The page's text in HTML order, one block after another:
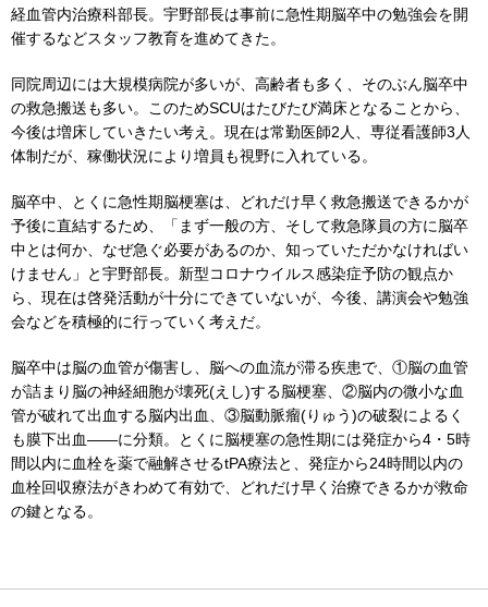
経血管内治療科部長。宇野部長は事前に急性期脳卒中の勉強会を開
催するなどスタッフ教育を進めてきた。
同院周辺には大規模病院が多いが、高齢者も多く、そのぶん脳卒中
の救急搬送も多い。このためSCUはたびたび満床となることから、
今後は増床していきたい考え。現在は常勤医師2人、専従看護師3人
体制だが、稼働状況により増員も視野に入れている。
脳卒中、とくに急性期脳梗塞は、どれだけ早く救急搬送できるかが
予後に直結するため、「まず一般の方、そして救急隊員の方に脳卒
中とは何か、なぜ急ぐ必要があるのか、知っていただかなければい
けません」と宇野部長。新型コロナウイルス感染症予防の観点か
ら、現在は啓発活動が十分にできていないが、今後、講演会や勉強
会などを積極的に行っていく考えだ。
脳卒中は脳の血管が傷害し、脳への血流が滞る疾患で、①脳の血管
が詰まり脳の神経細胞が壊死(えし)する脳梗塞、②脳内の微小な血
管が破れて出血する脳内出血、③脳動脈瘤(りゅう)の破裂によるく
も膜下出血――に分類。とくに脳梗塞の急性期には発症から4・5時
間以内に血栓を薬で融解させるtPA療法と、発症から24時間以内の
血栓回収療法がきわめて有効で、どれだけ早く治療できるかが救命
の鍵となる。